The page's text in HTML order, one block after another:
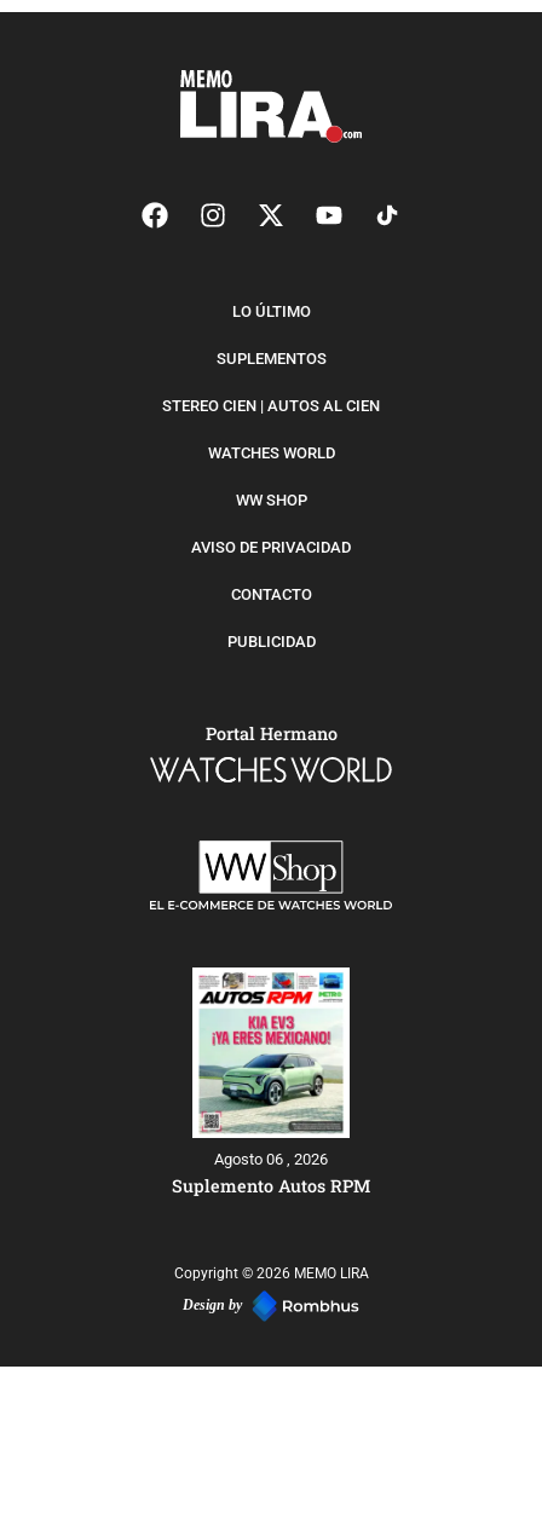
LO ÚLTIMO
SUPLEMENTOS
STEREO CIEN | AUTOS AL CIEN
WATCHES WORLD
WW SHOP
AVISO DE PRIVACIDAD
CONTACTO
PUBLICIDAD
Portal Hermano
Agosto 06 , 2026
Suplemento Autos RPM
Copyright © 2026 MEMO LIRA
Design by